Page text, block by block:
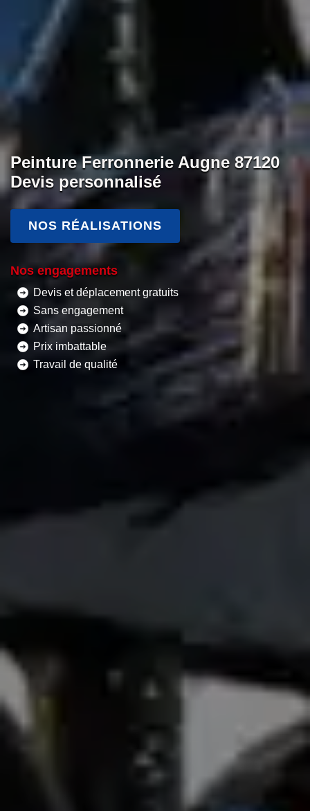
Peinture Ferronnerie Augne 87120
Devis personnalisé
NOS RÉALISATIONS
Nos engagements
Devis et déplacement gratuits
Sans engagement
Artisan passionné
Prix imbattable
Travail de qualité